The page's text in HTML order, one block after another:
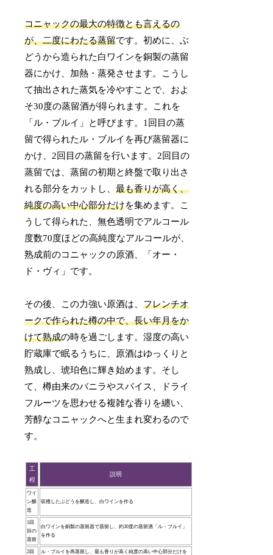
コニャックの最大の特徴とも言えるの
が、二度にわたる蒸留です。初めに、ぶ
どうから造られた白ワインを銅製の蒸留
器にかけ、加熱・蒸発させます。こうし
て抽出された蒸気を冷やすことで、およ
そ30度の蒸留酒が得られます。これを
「ル・ブルイ」と呼びます。1回目の蒸
留で得られたル・ブルイを再び蒸留器に
かけ、2回目の蒸留を行います。2回目の
蒸留では、蒸留の初期と終盤で取り出さ
れる部分をカットし、最も香りが高く、
純度の高い中心部分だけを集めます。こ
うして得られた、無色透明でアルコール
度数70度ほどの高純度なアルコールが、
熟成前のコニャックの原酒、「オー・
ド・ヴィ」です。
その後、この力強い原酒は、フレンチオ
ークで作られた樽の中で、長い年月をか
けて熟成の時を過ごします。湿度の高い
貯蔵庫で眠るうちに、原酒はゆっくりと
熟成し、琥珀色に輝き始めます。そし
て、樽由来のバニラやスパイス、ドライ
フルーツを思わせる複雑な香りを纏い、
芳醇なコニャックへと生まれ変わるので
す。
工
程
説明
ワイ
ン醸
造
収穫したぶどうを醸造し、白ワインを作る
1回
目の
蒸留
白ワインを銅製の蒸留器で蒸留し、約30度の蒸留酒「ル・ブルイ」
を作る
2回
ル・ブルイを再蒸留し、最も香りが高く純度の高い中心部分だけを